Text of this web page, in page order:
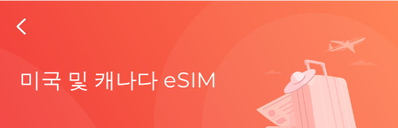
Canada
미국 및 캐나다 eSIM